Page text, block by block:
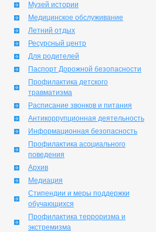
Музей истории
Медицинское обслуживание
Летний отдых
Ресурсный центр
Для родителей
Паспорт Дорожной безопасности
Профилактика детского
травматизма
Расписание звонков и питания
Антикоррупционная деятельность
Информационная безопасность
Профилактика асоциального
поведения
Архив
Медиация
Стипендии и меры поддержки
обучающихся
Профилактика терроризма и
экстремизма